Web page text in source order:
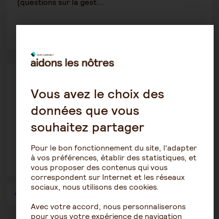
(questions sur la gest...
Protection des personnes âgées
18 novembre 2020 12:34
Maman agée sous influence "petit ami" ?
4851
Vous avez le choix des
données que vous
souhaitez partager
Pour le bon fonctionnement du site, l'adapter
à vos préférences, établir des statistiques, et
vous proposer des contenus qui vous
correspondent sur Internet et les réseaux
sociaux, nous utilisons des cookies.
Avec votre accord, nous personnaliserons
pour vous votre expérience de navigation